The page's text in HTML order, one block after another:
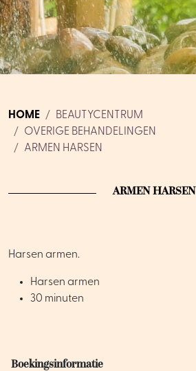
HOME
BEAUTYCENTRUM
OVERIGE BEHANDELINGEN
ARMEN HARSEN
ARMEN HARSEN
Harsen armen.
Harsen armen
30 minuten
Boekingsinformatie